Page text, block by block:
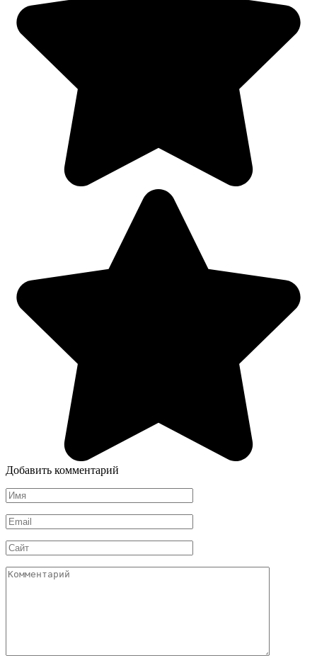
Добавить комментарий
Имя
*
Email
*
Сайт
Комментарий